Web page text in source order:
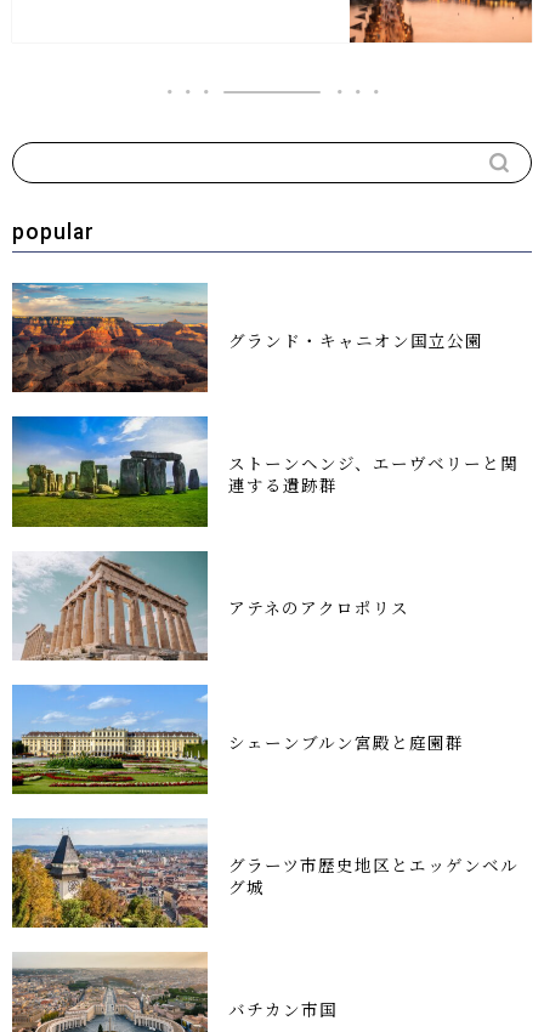
popular
グランド・キャニオン国立公園
ストーンヘンジ、エーヴベリーと関
連する遺跡群
アテネのアクロポリス
シェーンブルン宮殿と庭園群
グラーツ市歴史地区とエッゲンベル
グ城
バチカン市国